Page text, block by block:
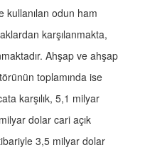
kullanılan odun ham
karşılanmakta,
Ahşap ve ahşap
toplamında ise
karşılık, 5,1 milyar
dolar cari açık
3,5 milyar dolar